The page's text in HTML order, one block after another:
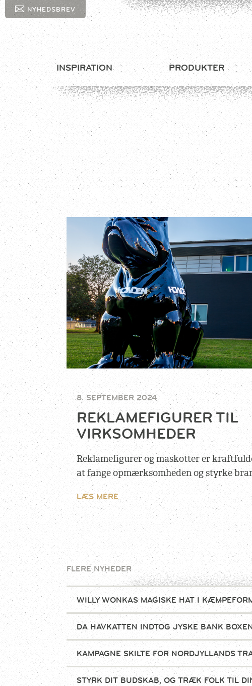
NYHEDSBREV
INSPIRATION PRODUKTER
8. SEPTEMBER 2024
REKLAMEFIGURER TIL
VIRKSOMHEDER
Reklamefigurer og maskotter er
at fange opmærksomheden og styrke
LÆS MERE
FLERE NYHEDER
WILLY WONKAS MAGISKE HAT I
DA HAVKATTEN INDTOG JYSKE BANK
KAMPAGNE SKILTE FOR NORDJYLLANDS
STYRK DIT BUDSKAB, OG TRÆK FOLK TIL